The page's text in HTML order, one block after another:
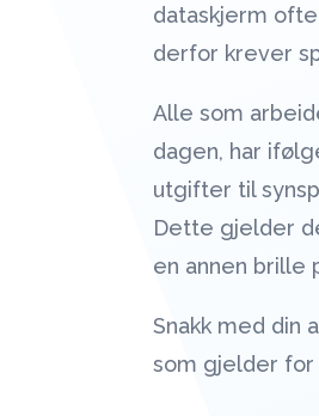
dataskjerm
derfor krever
Alle som
dagen, har
utgifter til
Dette gjelder
en annen brille
Snakk med din
som gjelder for